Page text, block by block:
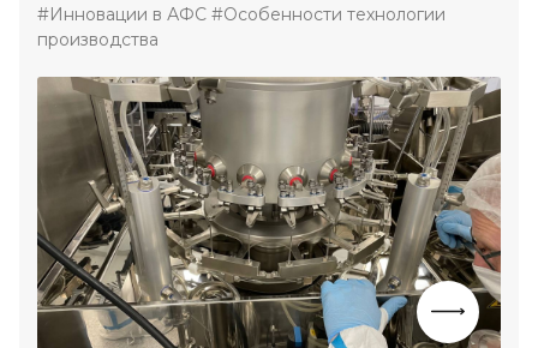
#Инновации в АФС #Особенности технологии
производства